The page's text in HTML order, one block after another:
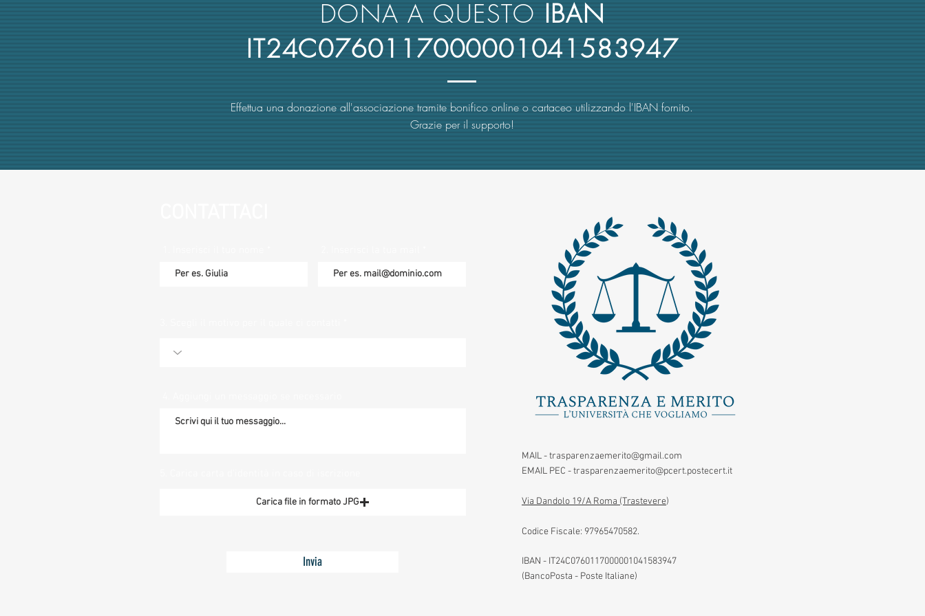
DONA A QUESTO IBAN
IT24C0760117000001041583947
Effettua una donazione all'associazione tramite bonifico online o cartaceo utilizzando l'IBAN fornito.
Grazie per il supporto!
Carica file in formato JPG
Invia
MAIL -trasparenzaemerito@gmail.com
EMAIL PEC -trasparenzaemerito@pcert.postecert.it
Via Dandolo 19/A Roma (Trastevere)
Codice Fiscale: 97965470582.
IBAN - IT24C0760117000001041583947
(BancoPosta - Poste Italiane)